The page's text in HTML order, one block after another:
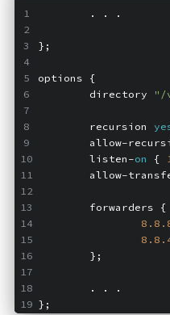
        . . .
};
options {
        directory
"/
        recursion
allow-
        listen-
on {
allow-
        forwarders {
8.8
8.8
        };
        . . .
};